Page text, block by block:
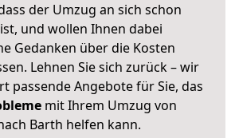
der Umzug an sich schon
und wollen Ihnen dabei
Gedanken über die Kosten
Lehnen Sie sich zurück – wir
passende Angebote für Sie, das
mit Ihrem Umzug von
Barth helfen kann.